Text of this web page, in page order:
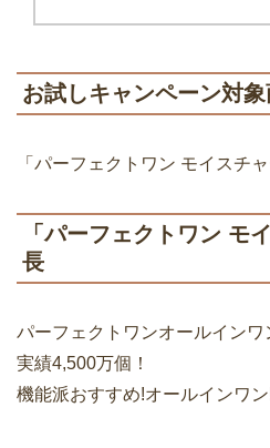
お試しキャンペーン対
「パーフェクトワン モイスチ
「パーフェクトワン モ
長
パーフェクトワンオールイン
実績4,500万個！
機能派おすすめ!オールインワ